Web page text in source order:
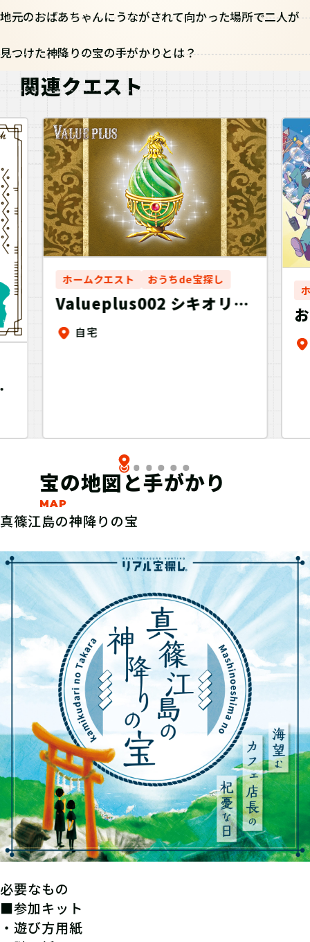
地元のおばあちゃんにうながされて向かった場所で二人が
見つけた神降りの宝の手がかりとは？
関連クエスト
ホームクエスト おうちde宝探し
Valueplus002 シキオリオ
リ島自宅
宝の地図と手がかり
真篠江島の神降りの宝
必要なもの
■参加キット
・遊び方用紙